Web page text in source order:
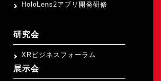
HoloLens2アプリ開発研修
研究会
XRビジネスフォーラム
展示会